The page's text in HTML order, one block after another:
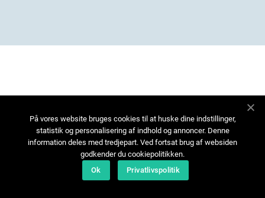
På vores website bruges cookies til at huske dine indstillinger,
statistik og personalisering af indhold og annoncer. Denne
information deles med tredjepart. Ved fortsat brug af websiden
godkender du cookiepolitikken.
Ok
Privatlivspolitik